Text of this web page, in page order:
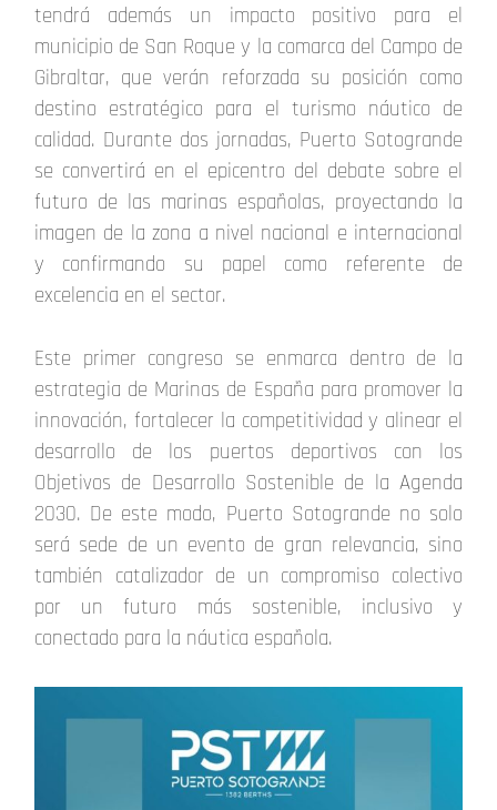
tendrá además un impacto positivo para el
municipio de San Roque y la comarca del Campo de
Gibraltar, que verán reforzada su posición como
destino estratégico para el turismo náutico de
calidad. Durante dos jornadas, Puerto Sotogrande
se convertirá en el epicentro del debate sobre el
futuro de las marinas españolas, proyectando la
imagen de la zona a nivel nacional e internacional
y confirmando su papel como referente de
excelencia en el sector.
Este primer congreso se enmarca dentro de la
estrategia de Marinas de España para promover la
innovación, fortalecer la competitividad y alinear el
desarrollo de los puertos deportivos con los
Objetivos de Desarrollo Sostenible de la Agenda
2030. De este modo, Puerto Sotogrande no solo
será sede de un evento de gran relevancia, sino
también catalizador de un compromiso colectivo
por un futuro más sostenible, inclusivo y
conectado para la náutica española.